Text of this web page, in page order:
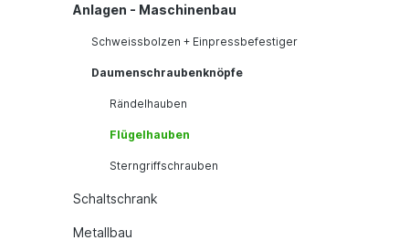
Anlagen - Maschinenbau
Schweissbolzen + Einpressbefestiger
Daumenschraubenknöpfe
Rändelhauben
Flügelhauben
Sterngriffschrauben
Schaltschrank
Metallbau